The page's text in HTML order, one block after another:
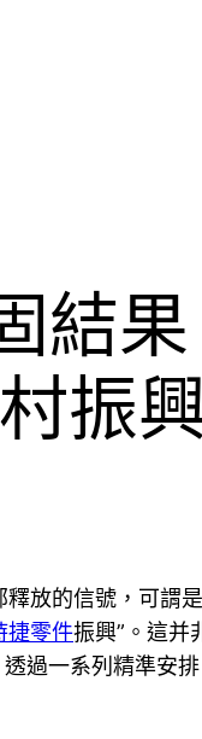
結
振
放的信號，可謂
捷零件振興”。這并
一系列精準安